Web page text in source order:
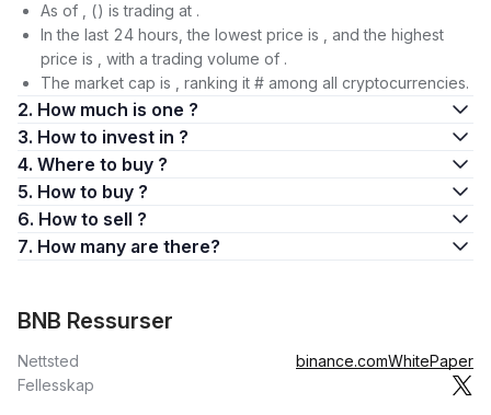
As of , () is trading at .
In the last 24 hours, the lowest price is , and the highest
price is , with a trading volume of .
The market cap is , ranking it # among all cryptocurrencies.
2. How much is one ?
3. How to invest in ?
4. Where to buy ?
5. How to buy ?
6. How to sell ?
7. How many are there?
BNB Ressurser
Nettsted binance.comWhitePaper
Fellesskap